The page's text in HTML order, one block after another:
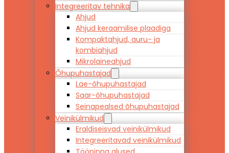
Integreeritav tehnika
Ahjud
Ahjud keraamilise plaadiga
Kompaktahjud, auru- ja
kombiahjud
Mikrolaineahjud
Õhupuhastajad
Lae-õhupuhastajad
Saar-õhupuhastajad
Seinapealsed õhupuhastajad
Veinikülmikud
Eraldiseisvad veinikülmikud
Integreeritavad veinikülmikud